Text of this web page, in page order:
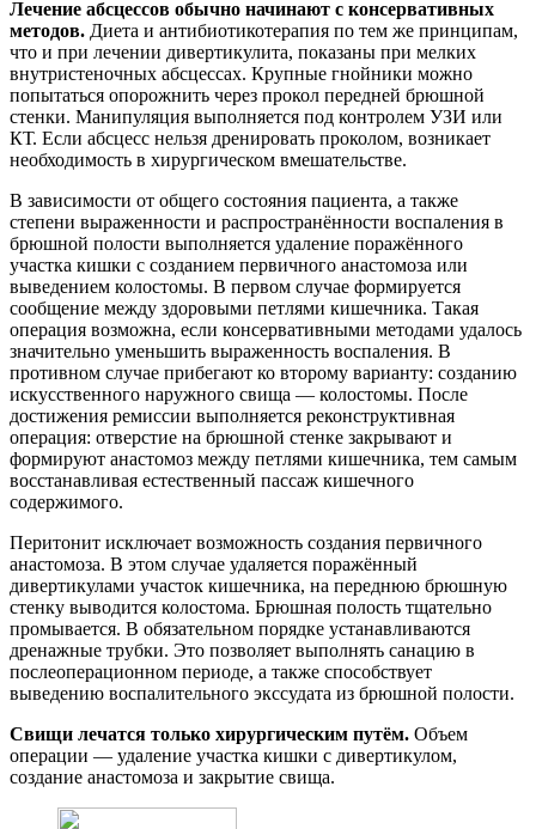
Лечение абсцессов обычно начинают с консервативных
методов. Диета и антибиотикотерапия по тем же принципам,
что и при лечении дивертикулита, показаны при мелких
внутристеночных абсцессах. Крупные гнойники можно
попытаться опорожнить через прокол передней брюшной
стенки. Манипуляция выполняется под контролем УЗИ или
КТ. Если абсцесс нельзя дренировать проколом, возникает
необходимость в хирургическом вмешательстве.
В зависимости от общего состояния пациента, а также
степени выраженности и распространённости воспаления в
брюшной полости выполняется удаление поражённого
участка кишки с созданием первичного анастомоза или
выведением колостомы. В первом случае формируется
сообщение между здоровыми петлями кишечника. Такая
операция возможна, если консервативными методами удалось
значительно уменьшить выраженность воспаления. В
противном случае прибегают ко второму варианту: созданию
искусственного наружного свища — колостомы. После
достижения ремиссии выполняется реконструктивная
операция: отверстие на брюшной стенке закрывают и
формируют анастомоз между петлями кишечника, тем самым
восстанавливая естественный пассаж кишечного
содержимого.
Перитонит исключает возможность создания первичного
анастомоза. В этом случае удаляется поражённый
дивертикулами участок кишечника, на переднюю брюшную
стенку выводится колостома. Брюшная полость тщательно
промывается. В обязательном порядке устанавливаются
дренажные трубки. Это позволяет выполнять санацию в
послеоперационном периоде, а также способствует
выведению воспалительного экссудата из брюшной полости.
Свищи лечатся только хирургическим путём. Объем
операции — удаление участка кишки с дивертикулом,
создание анастомоза и закрытие свища.